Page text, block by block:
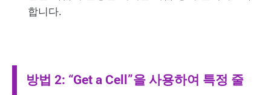
합니다.
방법 2: “Get a Cell”을 사용하여 특정 줄